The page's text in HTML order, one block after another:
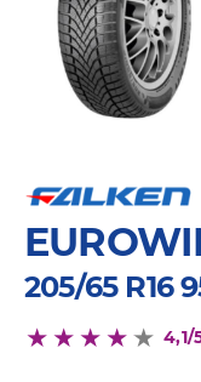
205/65 R16
4,1/